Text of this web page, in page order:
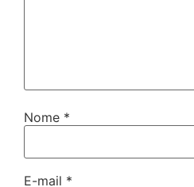
Nome *
E-mail *